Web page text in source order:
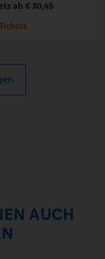
ab € 30,45
AUCH